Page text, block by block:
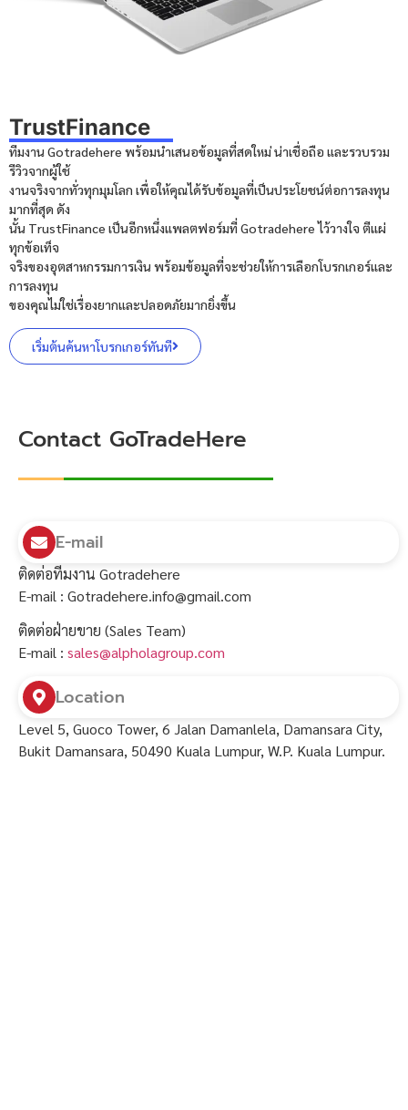
TrustFinance
ทีมงาน Gotradehere พร้อมนำเสนอข้อมูลที่สดใหม่ น่าเชื่อถือ และรวบรวม
รีวิวจากผู้ใช้
งานจริงจากทั่วทุกมุมโลก เพื่อให้คุณได้รับข้อมูลที่เป็นประโยชน์ต่อการลงทุน
มากที่สุด ดัง
นั้น TrustFinance เป็นอีกหนึ่งแพลตฟอร์มที่ Gotradehere ไว้วางใจ ตีแผ่
ทุกข้อเท็จ
จริงของอุตสาหกรรมการเงิน พร้อมข้อมูลที่จะช่วยให้การเลือกโบรกเกอร์และ
การลงทุน
ของคุณไม่ใช่เรื่องยากและปลอดภัยมากยิ่งขึ้น
เริ่มต้นค้นหาโบรกเกอร์ทันที
Contact GoTradeHere
E-mail
ติดต่อทีมงาน Gotradehere
E-mail : Gotradehere.info@gmail.com
ติดต่อฝ่ายขาย (Sales Team)
E-mail : sales@alpholagroup.com
Location
Level 5, Guoco Tower, 6 Jalan Damanlela, Damansara City,
Bukit Damansara, 50490 Kuala Lumpur, W.P. Kuala Lumpur.